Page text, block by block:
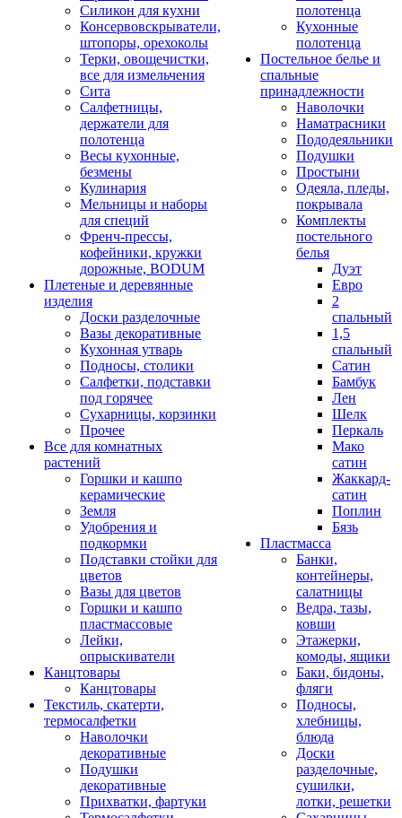
Силикон для кухни
Консервовскрыватели,
штопоры, орехоколы
Терки, овощечистки,
все для измельчения
Сита
Салфетницы,
держатели для
полотенца
Весы кухонные,
безмены
Кулинария
Мельницы и наборы
для специй
Френч-прессы,
кофейники, кружки
дорожные, BODUM
Плетеные и деревянные
изделия
Доски разделочные
Вазы декоративные
Кухонная утварь
Подносы, столики
Салфетки, подставки
под горячее
Сухарницы, корзинки
Прочее
Все для комнатных
растений
Горшки и кашпо
керамические
Земля
Удобрения и
подкормки
Подставки стойки для
цветов
Вазы для цветов
Горшки и кашпо
пластмассовые
Лейки,
опрыскиватели
Канцтовары
Канцтовары
Текстиль, скатерти,
термосалфетки
Наволочки
декоративные
Подушки
декоративные
Прихватки, фартуки
полотенца
Кухонные
полотенца
Постельное белье и
спальные
принадлежности
Наволочки
Наматрасники
Пододеяльники
Подушки
Простыни
Одеяла, пледы,
покрывала
Комплекты
постельного
белья
Дуэт
Евро
2
спальный
1,5
спальный
Сатин
Бамбук
Лен
Шелк
Перкаль
Мако
сатин
Жаккард-
сатин
Поплин
Бязь
Пластмасса
Банки,
контейнеры,
салатницы
Ведра, тазы,
ковши
Этажерки,
комоды, ящики
Баки, бидоны,
фляги
Подносы,
хлебницы,
блюда
Доски
разделочные,
сушилки,
лотки, решетки